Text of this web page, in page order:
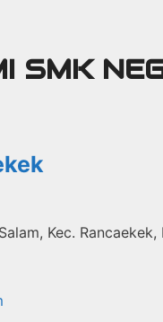
SMK
Kec.